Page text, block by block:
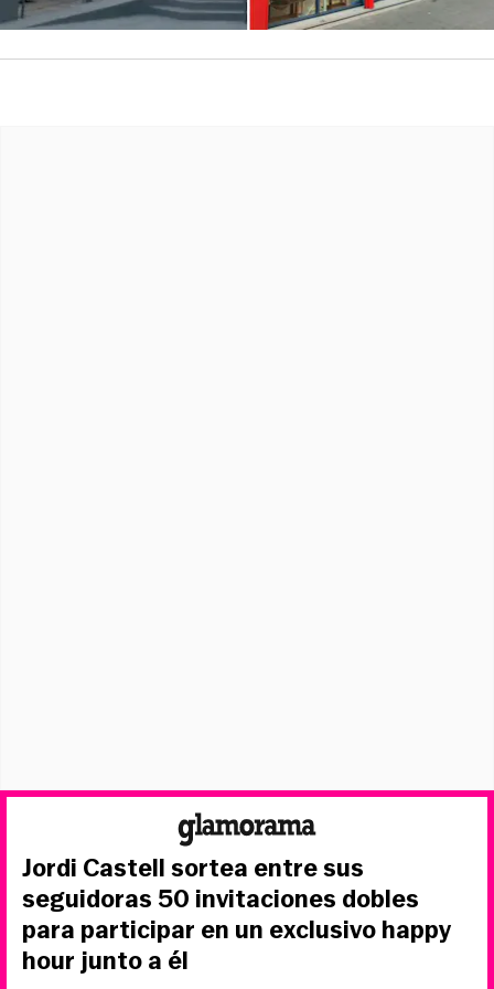
Jordi Castell sortea entre sus
seguidoras 50 invitaciones dobles
para participar en un exclusivo happy
hour junto a él